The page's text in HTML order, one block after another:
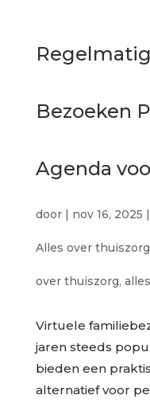
Bezoeken
Agenda
door | nov 16, 2025 |
Alles over thuiszorg
over thuiszorg,
Virtuele
jaren steeds
bieden een
alternatief voor